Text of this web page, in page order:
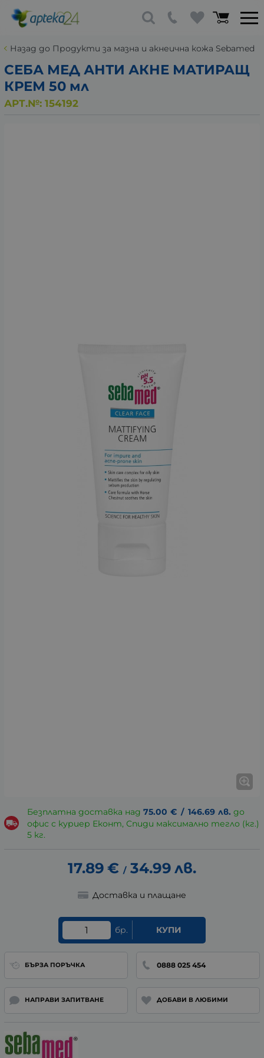
Назад до Продукти за мазна и акнеична кожа Sebamed
СЕБА МЕД АНТИ АКНЕ МАТИРАЩ
КРЕМ 50 мл
АРТ.№: 154192
Безплатна доставка над 75.00 € / 146.69 лв. до
офис с куриер Еконт, Спиди максимално тегло (кг.)
5 кг.
17.89 € / 34.99 лв.
Доставка и плащане
бр. КУПИ
БЪРЗА ПОРЪЧКА 0888 025 454
НАПРАВИ ЗАПИТВАНЕ ДОБАВИ В ЛЮБИМИ